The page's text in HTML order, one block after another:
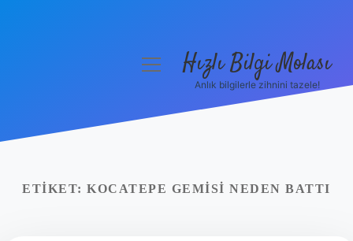
Yasal Uyarı
menüyüHızlı Bilgi Molası
Anlık bilgilerle zihnini tazele!
ETIKET: KOCATEPE GEMISI NEDEN BATTI